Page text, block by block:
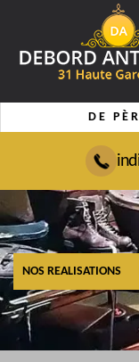
DE
NOS REALISATIONS